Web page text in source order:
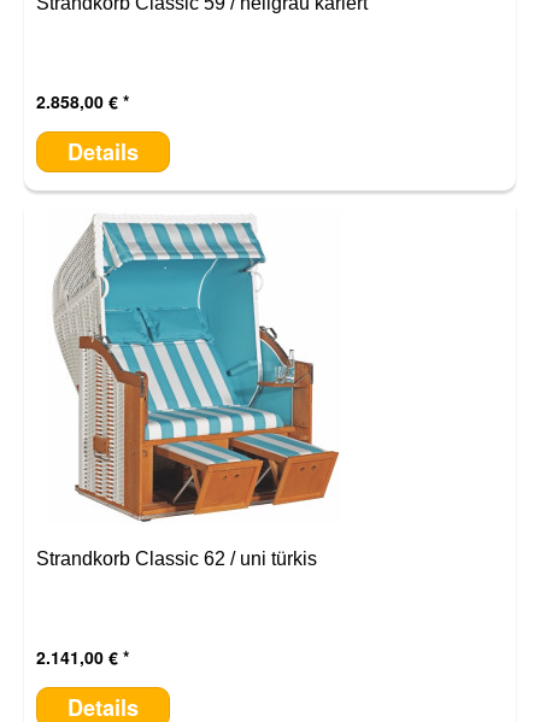
2.858,00 €
Details
Strandkorb Classic 62 / uni türkis
2.141,00 €
Details